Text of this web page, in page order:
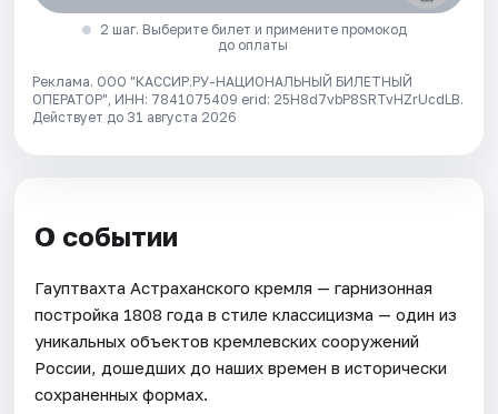
2 шаг. Выберите билет и примените промокод
до оплаты
Реклама. ООО "КАССИР.РУ-НАЦИОНАЛЬНЫЙ БИЛЕТНЫЙ
ОПЕРАТОР", ИНН: 7841075409 erid: 25H8d7vbP8SRTvHZrUcdLB.
Действует до 31 августа 2026
О событии
Гауптвахта Астраханского кремля — гарнизонная
постройка 1808 года в стиле классицизма — один из
уникальных объектов кремлевских сооружений
России, дошедших до наших времен в исторически
сохраненных формах.